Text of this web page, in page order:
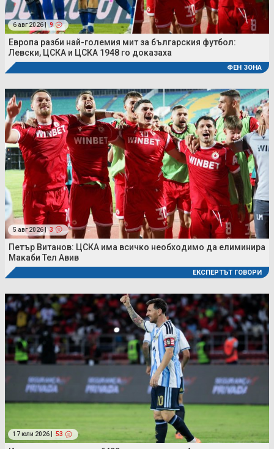
6 авг 2026 | 9
Европа разби най-големия мит за българския футбол:
Левски, ЦСКА и ЦСКА 1948 го доказаха
ФЕН ЗОНА
5 авг 2026 | 3
Петър Витанов: ЦСКА има всичко необходимо да елиминира
Макаби Тел Авив
ЕКСПЕРТЪТ ГОВОРИ
17 юли 2026 | 53